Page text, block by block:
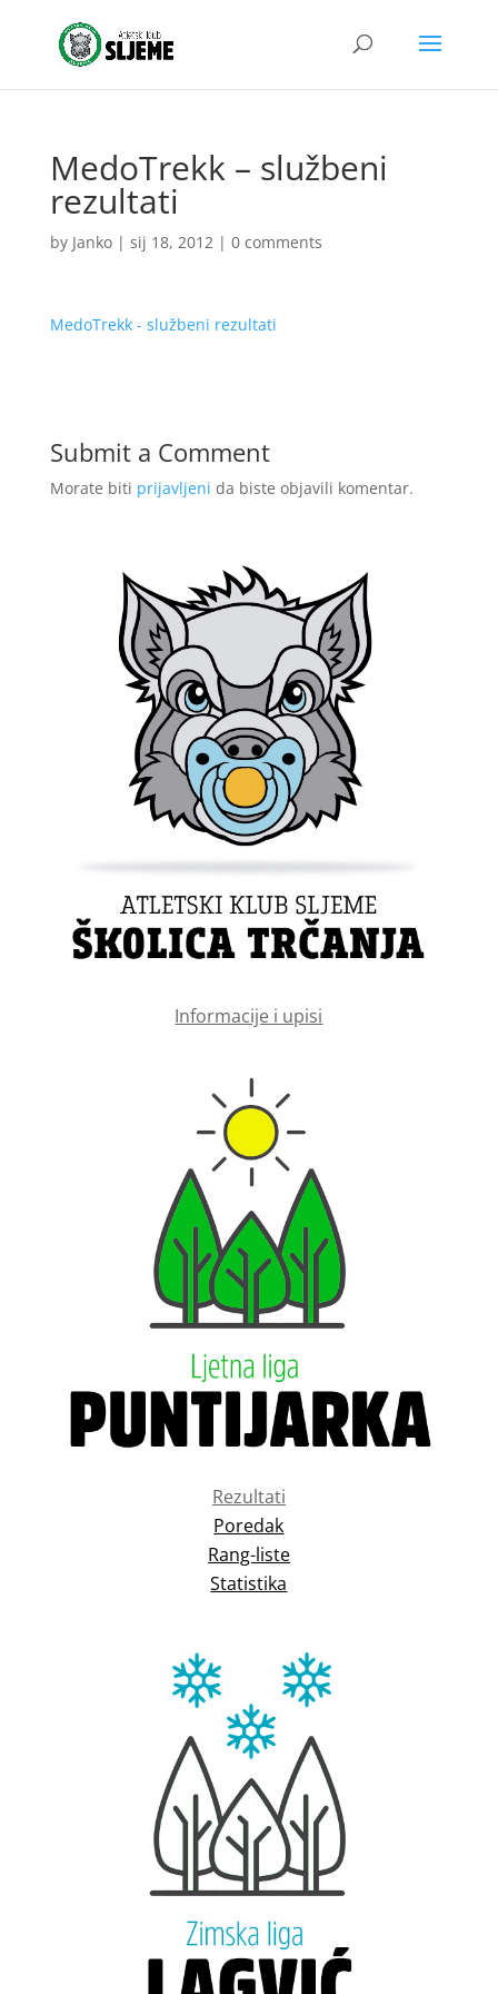
MedoTrekk – službeni
rezultati
by Janko| sij 18, 2012| 0 comments
MedoTrekk - službeni rezultati
Submit a Comment
Morate biti prijavljeni da biste objavili komentar.
Informacije i upisi
Rezultati
Poredak
Rang-liste
Statistika